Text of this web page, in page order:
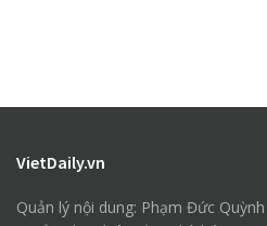
VietDaily.vn
Quản lý nội dung: Phạm Đức Quỳnh